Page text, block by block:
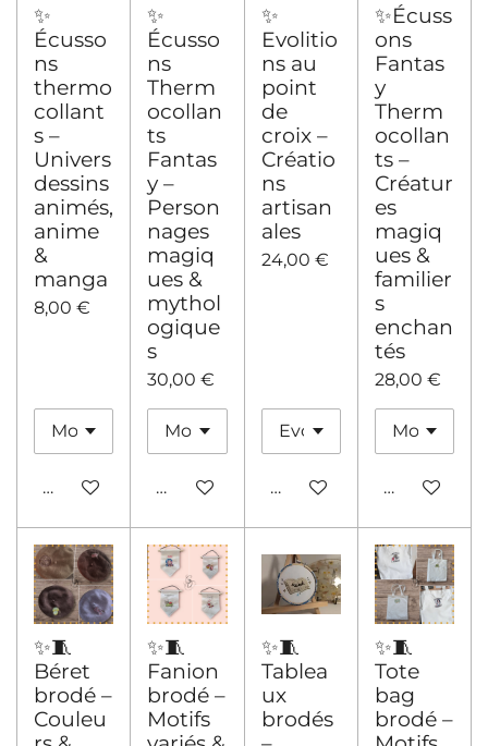
✨
Écusso
ns
thermo
collant
s –
Univers
dessins
animés,
anime
&
manga
8,00 €
Ajouter au panier
✨
Écusso
ns
Therm
ocollan
ts
Fantas
y –
Person
nages
magiq
ues &
mythol
ogique
s
30,00 €
Ajouter au panier
✨
Evolitio
ns au
point
de
croix –
Créatio
ns
artisan
ales
24,00 €
Ajouter au panier
✨Écuss
ons
Fantas
y
Therm
ocollan
ts –
Créatur
es
magiq
ues &
familier
s
enchan
tés
28,00 €
Ajouter au
✨🧵
Béret
brodé –
Couleu
✨🧵
Fanion
brodé –
Motifs
✨🧵
Tablea
ux
brodés
✨🧵
Tote
bag
brodé –